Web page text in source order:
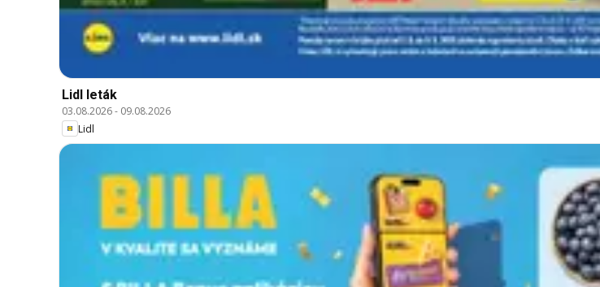
Lidl leták
03.08.2026- 09.08.2026
Lidl